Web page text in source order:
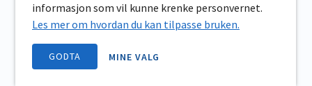
informasjon som vil kunne krenke personvernet.
Les mer om hvordan du kan tilpasse bruken.
GODTA MINE VALG